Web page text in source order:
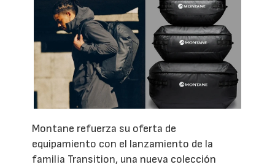
Montane refuerza su oferta de
equipamiento con el lanzamiento de la
familia Transition, una nueva colección